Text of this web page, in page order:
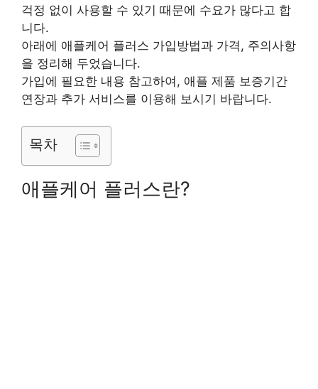
걱정 없이 사용할 수 있기 때문에 수요가 많다고 합
니다.
아래에 애플케어 플러스 가입방법과 가격, 주의사항
을 정리해 두었습니다.
가입에 필요한 내용 참고하여, 애플 제품 보증기간
연장과 추가 서비스를 이용해 보시기 바랍니다.
목차
애플케어 플러스란?